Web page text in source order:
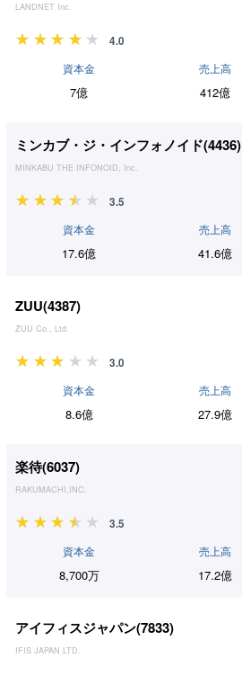
LANDNET Inc.
4.0
資本金
7億
売上高
412億
ミンカブ・ジ・インフォノイド(4436)
MINKABU THE INFONOID, Inc.
3.5
資本金
17.6億
売上高
41.6億
ZUU(4387)
ZUU Co., Ltd.
3.0
資本金
8.6億
売上高
27.9億
楽待(6037)
RAKUMACHI,INC.
3.5
資本金
8,700万
売上高
17.2億
アイフィスジャパン(7833)
IFIS JAPAN LTD.